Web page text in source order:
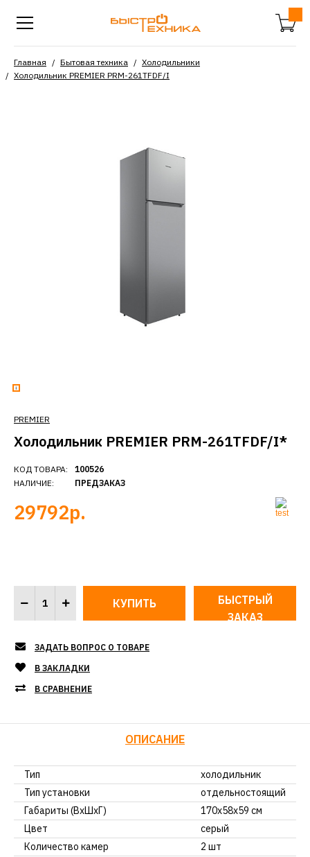
Главная Бытовая техника
Холодильники
Холодильник PREMIER PRM-261TFDF/I
PREMIER
Холодильник PREMIER PRM-261TFDF/I*
КОД ТОВАРА:
НАЛИЧИЕ:
100526
ПРЕДЗАКАЗ
29792р.
БЫСТРЫЙ
ЗАКАЗ
ЗАДАТЬ ВОПРОС О ТОВАРЕ
В ЗАКЛАДКИ
В СРАВНЕНИЕ
ОПИСАНИЕ
Тип
холодильник
Тип установки
отдельностоящий
Габариты (ВхШхГ)
170х58x59 см
Цвет
серый
Количество камер
2 шт